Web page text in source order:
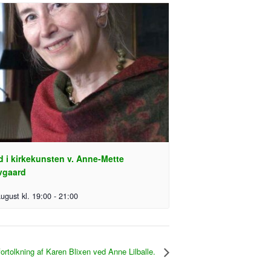
i kirkekunsten v. Anne-Mette
kl. 19:00 - 21:00
af Karen Blixen ved Anne Lilballe.